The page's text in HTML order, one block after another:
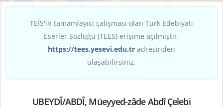
TEİS'in tamamlayıcı çalışması olan Türk Edebiyatı
Eserler Sözlüğü (TEES) erişime açılmıştır.
https://tees.yesevi.edu.tr adresinden
ulaşabilirsiniz.
UBEYDÎ/ABDÎ, Müeyyed-zâde Abdî Çelebi